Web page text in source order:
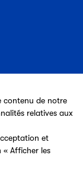
contenu de notre
relatives aux
et
« Afficher les